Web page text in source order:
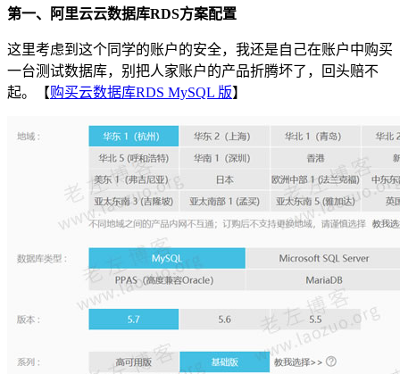
第一、阿里云云数据库RDS方案配置
这里考虑到这个同学的账户的安全，我还是自己在账户中购买
一台测试数据库，别把人家账户的产品折腾坏了，回头赔不
起。【购买云数据库RDS MySQL 版】